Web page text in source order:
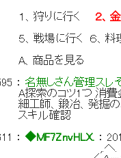
１、狩りに行く ２、
５、戦場に行く ６、
A、商品を見る
：名無しさん管理スレ
A探索のコツ1つ 消費
細工師、鍛冶、発掘
スキル確認
：◆MF7ZnvHLX. ：
,.へ. ト..